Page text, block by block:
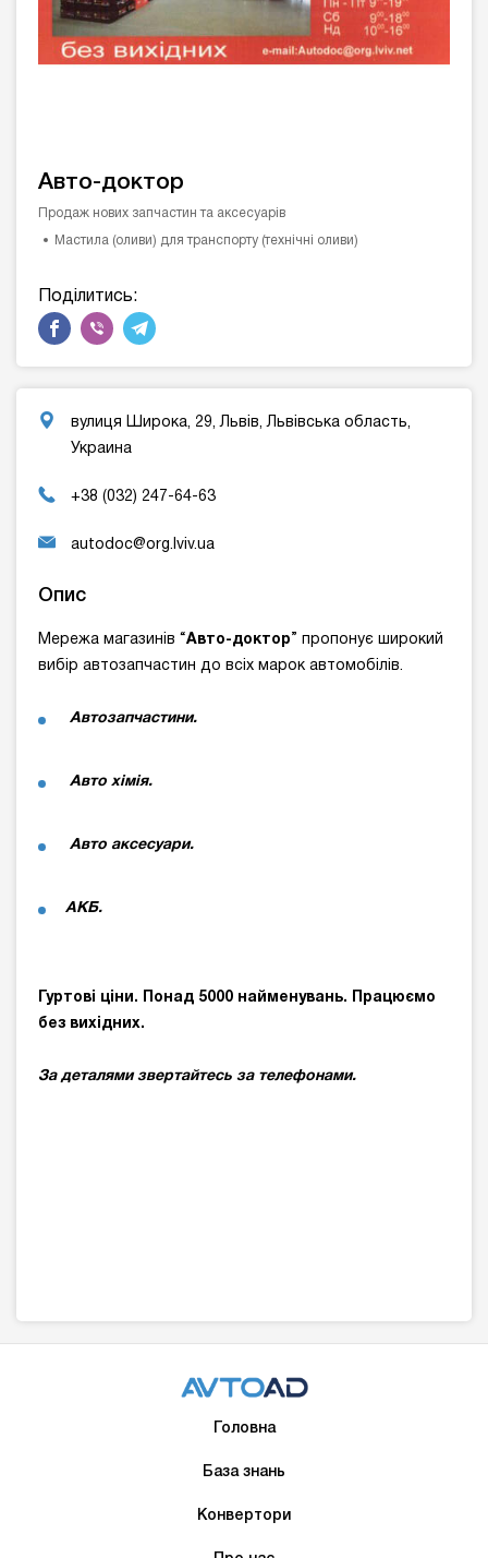
Авто-доктор
Продаж нових запчастин та аксесуарів
Мастила (оливи) для транспорту (технічні оливи)
Поділитись:
вулиця Широка, 29, Львів, Львівська область,
Украина
+38 (032) 247-64-63
autodoc@org.lviv.ua
Опис
Мережа магазинів “Авто-доктор” пропонує широкий
вибір автозапчастин до всіх марок автомобілів.
Автозапчастини.
Авто хімія.
Авто аксесуари.
АКБ.
Гуртові ціни.
Понад 5000 найменувань. Працюємо
без вихідних.
За деталями звертайтесь за телефонами.
Головна
База знань
Конвертори